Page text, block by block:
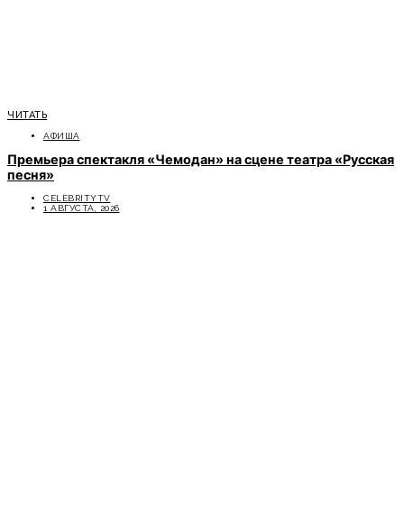
ЧИТАТЬ
АФИША
Премьера спектакля «Чемодан» на сцене театра «Русская
песня»
CELEBRITYTV
1 АВГУСТА, 2026